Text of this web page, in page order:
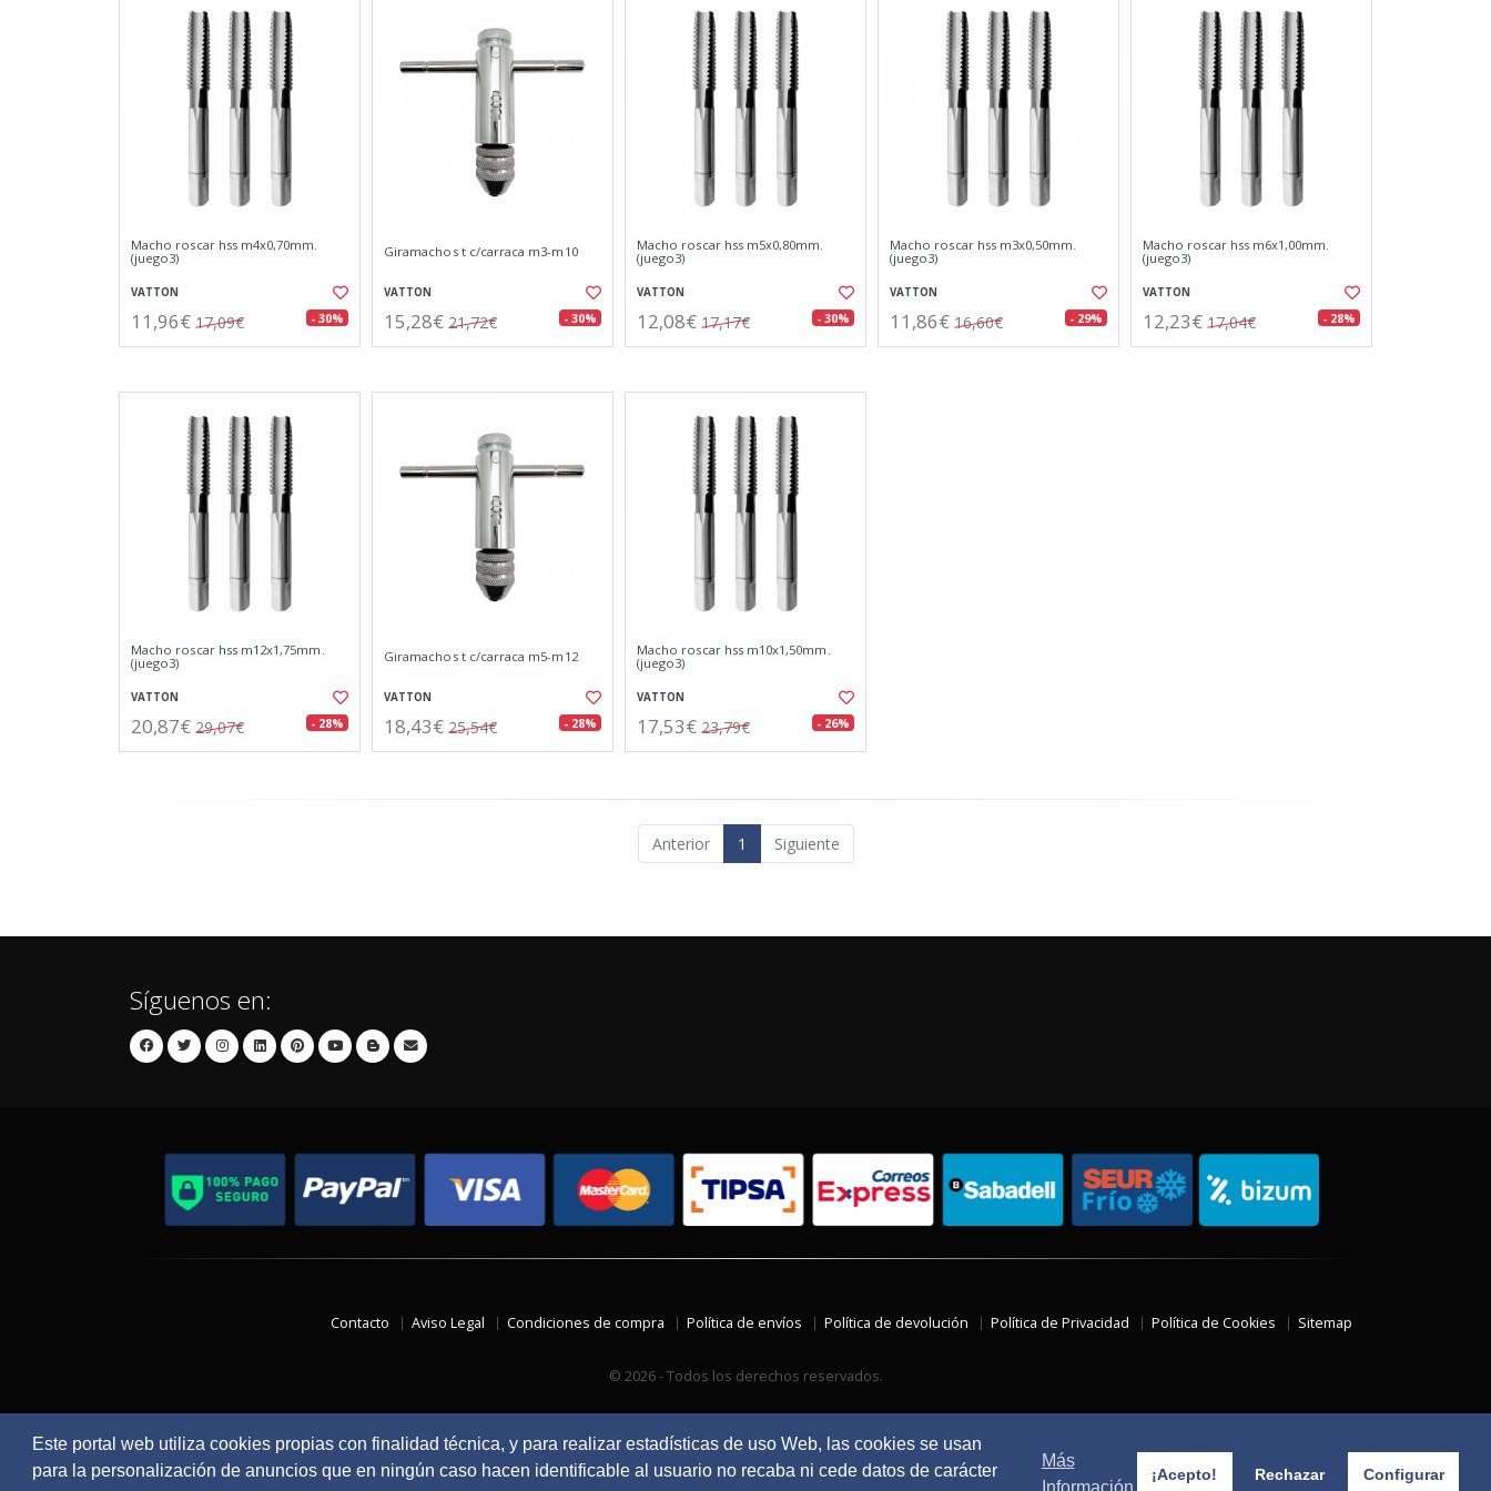
Este portal web utiliza cookies propias con finalidad técnica, y para realizar estadísticas de uso Web, las cookies se usan
para la personalización de anuncios que en ningún caso hacen identificable al usuario no recaba ni cede datos de carácter
Más
Información
¡Acepto! Rechazar Configurar
Macho roscar hss m4x0,70mm.
(juego3)
VATTON
11,96€ 17,09€ - 30%
Giramachos t c/carraca m3-m10
VATTON
15,28€ 21,72€ - 30%
Macho roscar hss m5x0,80mm.
(juego3)
VATTON
12,08€ 17,17€ - 30%
Macho roscar hss m3x0,50mm.
(juego3)
VATTON
11,86€ 16,60€ - 29%
Macho roscar hss m6x1,00mm.
(juego3)
VATTON
12,23€ 17,04€ - 28%
Macho roscar hss m12x1,75mm.
(juego3)
VATTON
20,87€ 29,07€ - 28%
Giramachos t c/carraca m5-m12
VATTON
18,43€ 25,54€ - 28%
Macho roscar hss m10x1,50mm.
(juego3)
VATTON
17,53€ 23,79€ - 26%
Anterior 1 Siguiente
Síguenos en:
Contacto Aviso Legal Condiciones de compra Política de envíos Política de devolución Política de Privacidad Política de Cookies Sitemap
© 2026 - Todos los derechos reservados.